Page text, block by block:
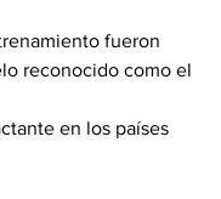
fueron
reconocido como el
en los países